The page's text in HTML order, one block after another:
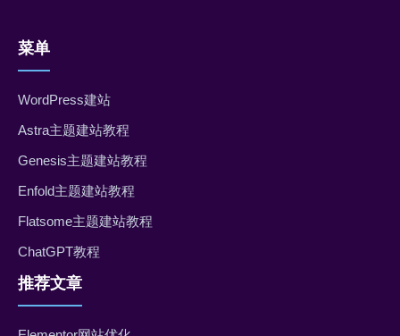
菜单
WordPress建站
Astra主题建站教程
Genesis主题建站教程
Enfold主题建站教程
Flatsome主题建站教程
ChatGPT教程
推荐文章